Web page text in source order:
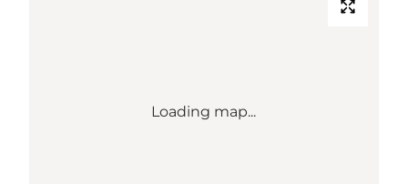
Loading map...